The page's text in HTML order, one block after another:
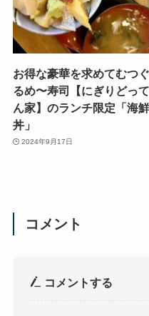
お得な豪華を求めてむつぐ
るめ〜寿司【にぎりどって
ん家】のランチ限定「海鮮
丼」
2024年9月17日
コメント
コメントする